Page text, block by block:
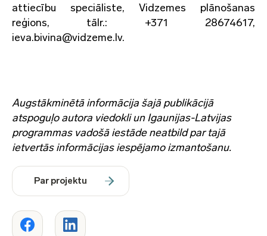
attiecību speciāliste, Vidzemes plānošanas
reģions, tālr.: +371 28674617,
ieva.bivina@vidzeme.lv.
Augstākminētā informācija šajā publikācijā
atspoguļo autora viedokli un Igaunijas-Latvijas
programmas vadošā iestāde neatbild par tajā
ietvertās informācijas iespējamo izmantošanu.
Par projektu